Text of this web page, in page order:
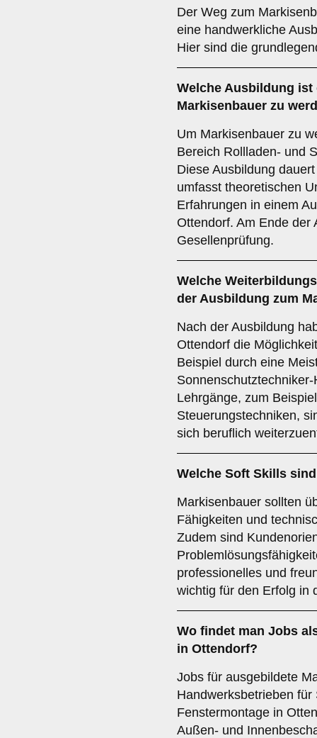
Der Weg zum
eine handwerkliche
Hier sind die
Welche Ausbildung ist
Markisenbauer zu
Um Markisenbauer zu
Bereich Rollladen- und
Diese Ausbildung
umfasst theoretischen
Erfahrungen in einem
Ottendorf. Am Ende der
Gesellenprüfung.
Welche
der Ausbildung zum
Nach der Ausbildung
Ottendorf die
Beispiel durch eine
Lehrgänge, zum
Steuerungstechniken,
sich beruflich
Welche Soft Skills
Markisenbauer sollten
Fähigkeiten und
Zudem sind
professionelles und
wichtig für den Erfolg in
Wo findet man Jobs
in Ottendorf?
Jobs für ausgebildete
Handwerksbetrieben
Fenstermontage in
Außen- und